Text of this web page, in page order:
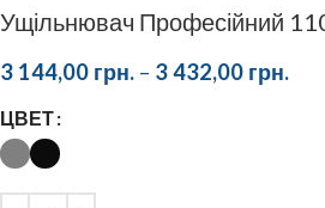
Ущільнювач Професійний
3 144,00 грн. – 3 432,00 грн.
ЦВЕТ